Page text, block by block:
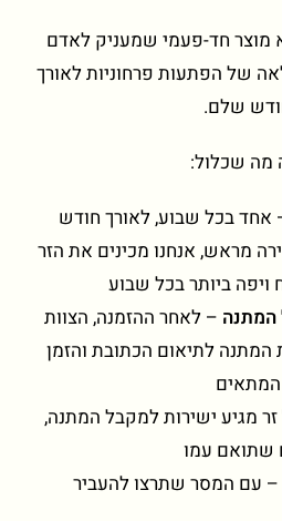
מוצר חד-פעמי שמעניק לאדם
של הפתעות פרחוניות לאורך
שלם.
מה שכלול:
אחד בכל שבוע, לאורך חודש
מראש, אנחנו מכינים את הזר
ביותר בכל שבוע
המתנה – לאחר ההזמנה, הצוות
לתיאום הכתובת והזמן
המתאים
מגיע ישירות למקבל המתנה,
שתואם עמו
– עם המסר שתרצו להעביר